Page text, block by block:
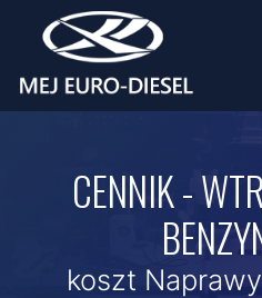
CENNIK -
koszt